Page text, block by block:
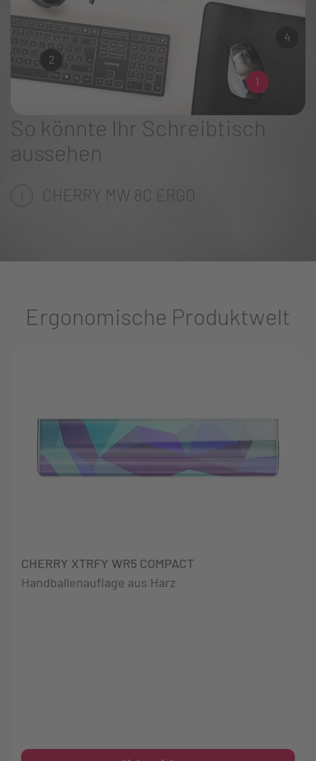
1
2
4
So könnte Ihr Schreibtisch
aussehen
1 CHERRY MW 8C ERGO
Ergonomische Produktwelt
CHERRY XTRFY WR5 COMPACT
Handballenauflage aus Harz